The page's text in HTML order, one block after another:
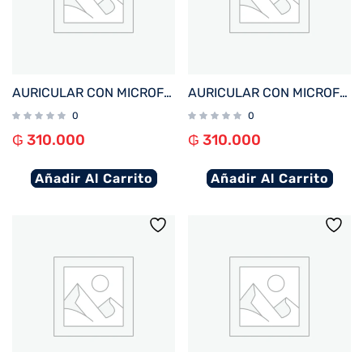
AURICULAR CON MICROFONO FTX H20-BG MIC/ANC+ENC/BT/TOUCH BEIGE
0
₲ 310.000
Añadir Al Carrito
AURICULAR CON MICROFONO FTX H20-BK MIC/ANC+ENC/BT/TOUCH NEGRO
0
₲ 310.000
Añadir Al Carrito